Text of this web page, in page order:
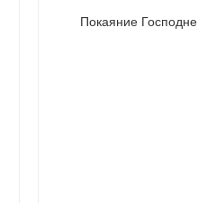
Покаяние Господне